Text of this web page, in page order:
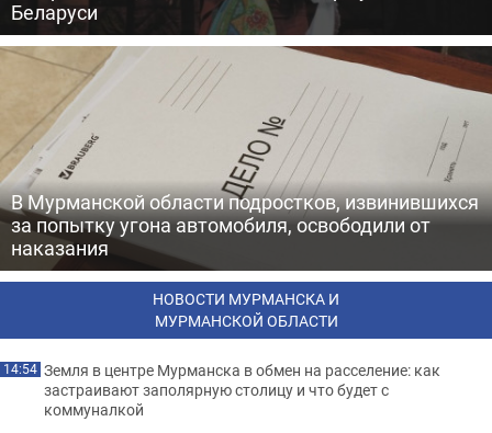
Беларуси
В Мурманской области подростков, извинившихся
за попытку угона автомобиля, освободили от
наказания
НОВОСТИ МУРМАНСКА И
МУРМАНСКОЙ ОБЛАСТИ
14:54 Земля в центре Мурманска в обмен на расселение: как
застраивают заполярную столицу и что будет с
коммуналкой